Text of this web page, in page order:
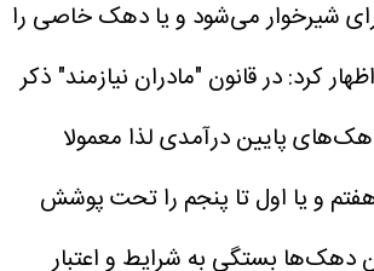
شیرخوار می‌شود و یا دهک خاصی را
کرد: در قانون "مادران نیازمند" ذکر
پایین درآمدی لذا معمولا
و یا اول تا پنجم را تحت پوشش
دهک‌ها بستگی به شرایط و اعتبار